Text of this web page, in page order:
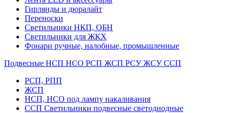
Гирлянды и дюралайт
Переноски
Светильники НКП, ОБН
Светильники для ЖКХ
Фонари ручные, налобные, промышленные
Подвесные НСП НСО РСП ЖСП РСУ ЖСУ ССП
РСП, РПП
ЖСП
НСП, НСО под лампу накаливания
ССП Светильники подвесные светодиодные